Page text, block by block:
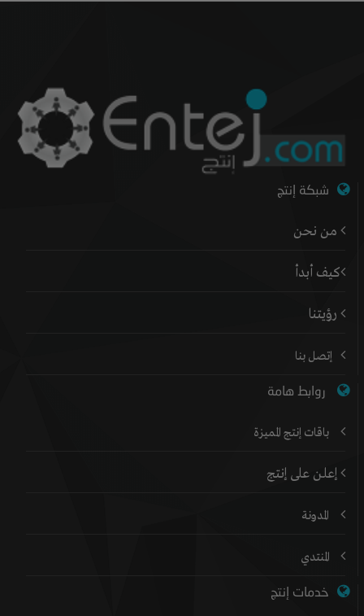
شبكة إنتج
من نحن
كيف أبدأ
رؤيتنا
إتصل بنا
روابط هامة
باقات إنتج المميزة
إعلن على إنتج
المدونة
المنتدي
خدمات إنتج